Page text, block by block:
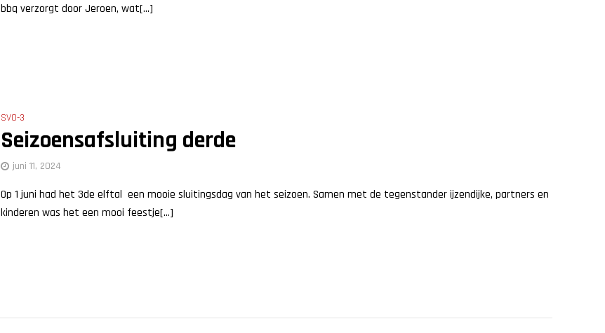
bbq verzorgt door Jeroen, wat[...]
SVO-3
Seizoensafsluiting derde
juni 11, 2024
Op 1 juni had het 3de elftal een mooie sluitingsdag van het seizoen. Samen met de tegenstander ijzendijke, partners en
kinderen was het een mooi feestje[...]